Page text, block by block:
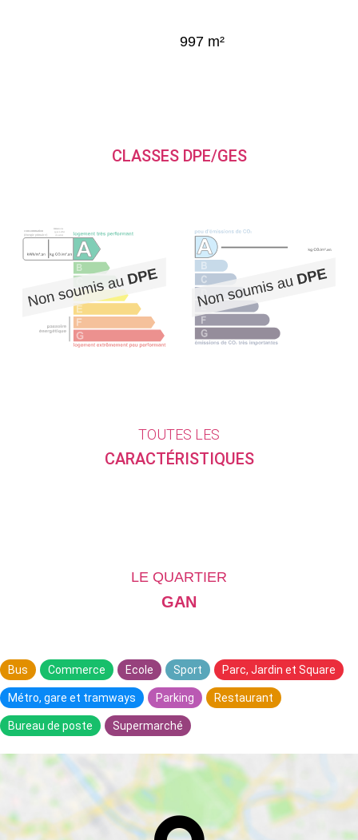
997 m²
CLASSES DPE/GES
TOUTES LES
CARACTÉRISTIQUES
LE QUARTIER
GAN
Bus Commerce Ecole Sport Parc, Jardin et Square
Métro, gare et tramways Parking Restaurant
Bureau de poste Supermarché